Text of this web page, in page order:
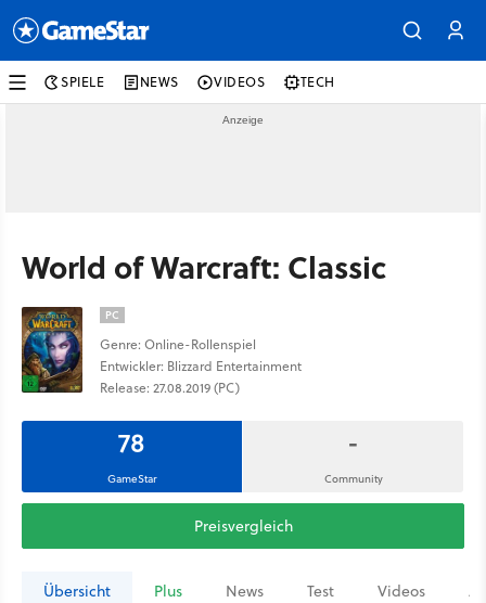
SPIELE NEWS VIDEOS TECH
World of Warcraft: Classic
PC
Genre: Online-Rollenspiel
Entwickler: Blizzard Entertainment
Release: 27.08.2019 (PC)
78
GameStar
-
Community
Preisvergleich
Übersicht Plus News Test Videos